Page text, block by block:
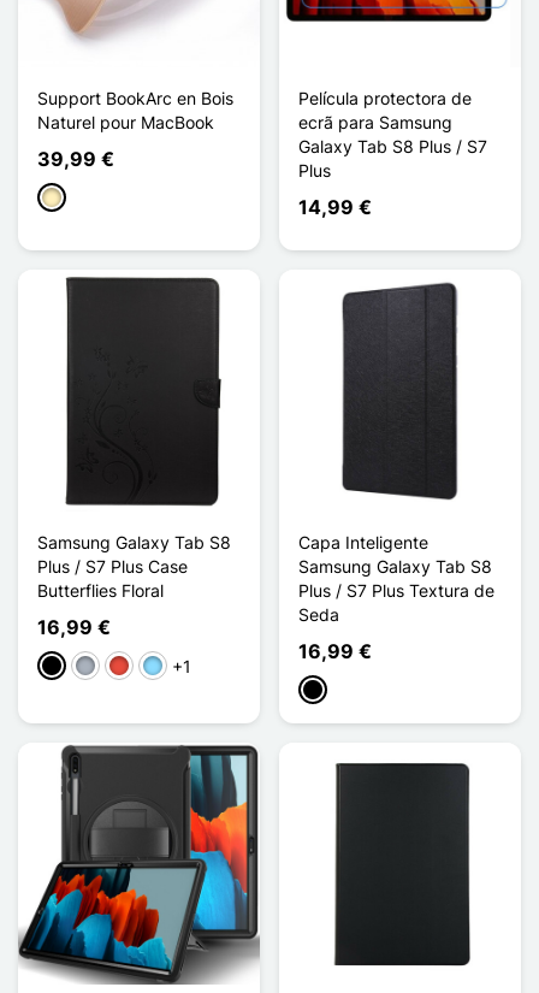
Support BookArc en Bois
Naturel pour MacBook
39,99 €
Madeira - Castanho claro
Película protectora de
ecrã para Samsung
Galaxy Tab S8 Plus / S7
Plus
14,99 €
Samsung Galaxy Tab S8
Plus / S7 Plus Case
Butterflies Floral
16,99 €
PretoCinzentoVermelho
Azul Claro
+1
Capa Inteligente
Samsung Galaxy Tab S8
Plus / S7 Plus Textura de
Seda
16,99 €
Preto